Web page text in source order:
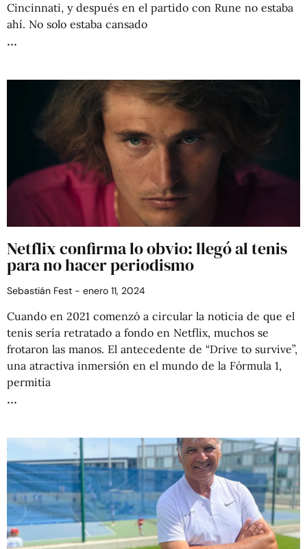
Cincinnati, y después en el partido con Rune no estaba
ahí. No solo estaba cansado
Netflix confirma lo obvio: llegó al tenis
para no hacer periodismo
Sebastián Fest enero 11, 2024
Cuando en 2021 comenzó a circular la noticia de que el
tenis sería retratado a fondo en Netflix, muchos se
frotaron las manos. El antecedente de “Drive to survive”,
una atractiva inmersión en el mundo de la Fórmula 1,
permitía